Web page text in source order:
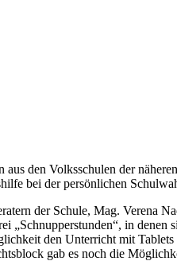
den Volksschulen der
bei der persönlichen
der Schule, Mag. Verena
in denen
den Unterricht mit
gab es noch die